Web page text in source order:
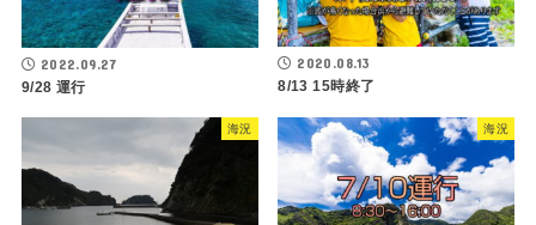
2022.09.27
9/28 運行
2020.08.13
8/13 15時終了
海況 海況